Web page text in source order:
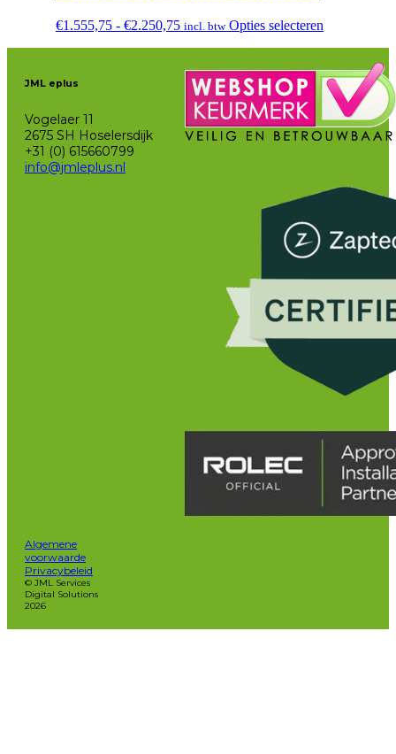
€1.555,75 - €2.250,75Prijsklasse:
€2.250,75
incl. btw Opties selecteren
meerdere
variaties.
Deze
optie
kan
JML eplus
Vogelaer 11
2675 SH Hoselersdijk
+31 (0) 615660799
info@jmleplus.nl
Algemene
voorwaarde
Privacybeleid
© JML Services
Digital Solutions
2026